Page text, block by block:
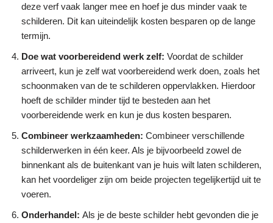
deze verf vaak langer mee en hoef je dus minder vaak te
schilderen. Dit kan uiteindelijk kosten besparen op de lange
termijn.
Doe wat voorbereidend werk zelf: Voordat de schilder
arriveert, kun je zelf wat voorbereidend werk doen, zoals het
schoonmaken van de te schilderen oppervlakken. Hierdoor
hoeft de schilder minder tijd te besteden aan het
voorbereidende werk en kun je dus kosten besparen.
Combineer werkzaamheden: Combineer verschillende
schilderwerken in één keer. Als je bijvoorbeeld zowel de
binnenkant als de buitenkant van je huis wilt laten schilderen,
kan het voordeliger zijn om beide projecten tegelijkertijd uit te
voeren.
Onderhandel: Als je de beste schilder hebt gevonden die je